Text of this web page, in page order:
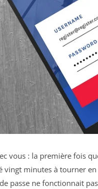
vous : la première fois
vingt minutes à tourner
passe ne fonctionnait